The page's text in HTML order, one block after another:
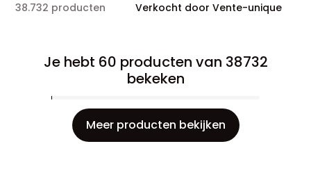
38.732 producten Verkocht door Vente-unique
Je hebt 60 producten van 38732
bekeken
Meer producten bekijken